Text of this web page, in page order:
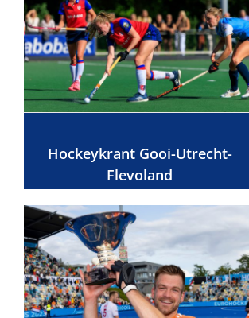
Hockeykrant Gooi-Utrecht-
Flevoland